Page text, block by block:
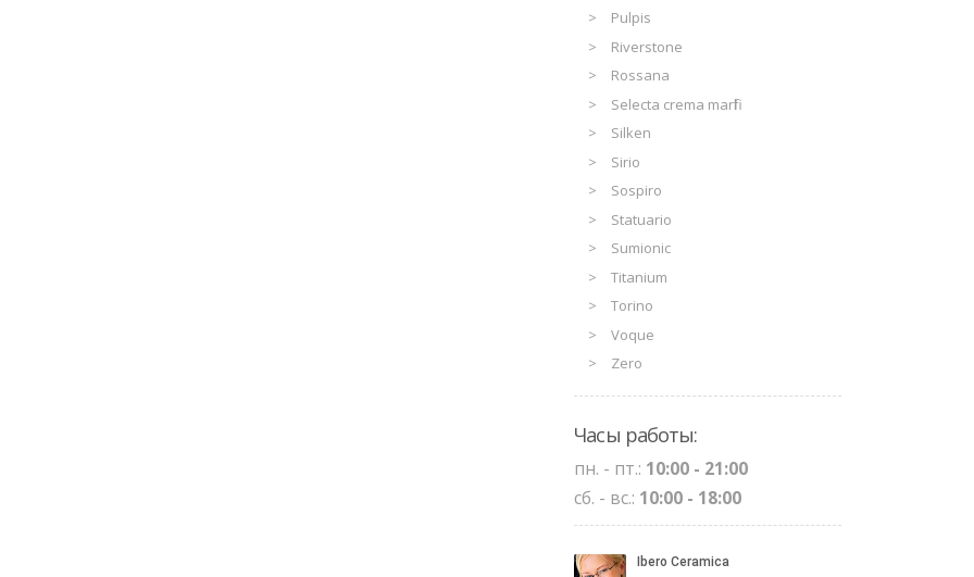
Pulpis
Riverstone
Rossana
Selecta crema marfil
Silken
Sirio
Sospiro
Statuario
Sumionic
Titanium
Torino
Voque
Zero
Часы работы:
пн. - пт.: 10:00 - 21:00
сб. - вс.: 10:00 - 18:00